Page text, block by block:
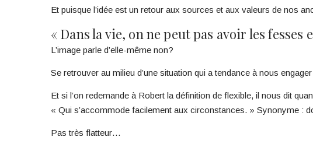
Et puisque l’idée est un retour aux sources et aux valeurs de nos
« Dans la vie, on ne peut pas avoir les fesses
L’image parle d’elle-même non?
Se retrouver au milieu d’une situation qui a tendance à nous
Et si l’on redemande à Robert la définition de flexible, il nous dit
« Qui s’accommode facilement aux circonstances. » Synonyme :
Pas très flatteur…